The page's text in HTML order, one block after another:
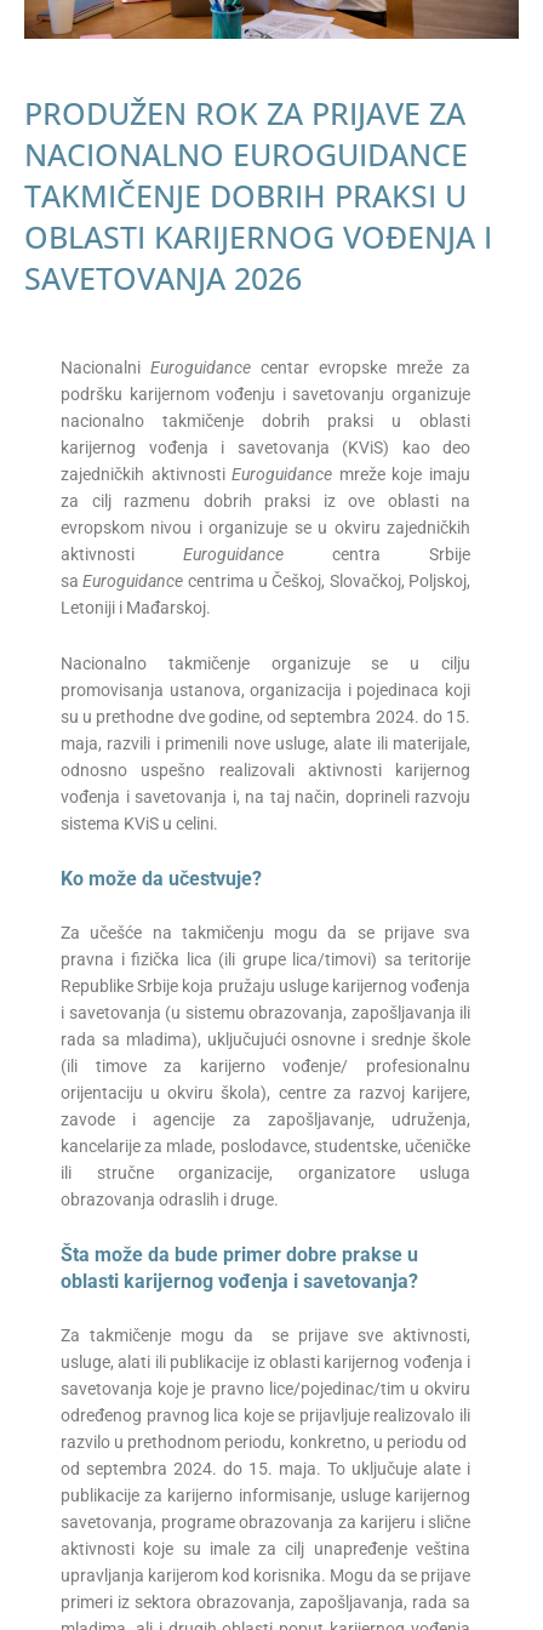
PRODUŽEN ROK ZA PRIJAVE ZA
NACIONALNO EUROGUIDANCE
TAKMIČENJE DOBRIH PRAKSI U
OBLASTI KARIJERNOG VOĐENJA I
SAVETOVANJA 2026
Nacionalni Euroguidance centar evropske mreže za
podršku karijernom vođenju i savetovanju organizuje
nacionalno takmičenje dobrih praksi u oblasti
karijernog vođenja i savetovanja (KViS) kao deo
zajedničkih aktivnostiEuroguidance mreže koje imaju
za cilj razmenu dobrih praksi iz ove oblasti na
evropskom nivou i organizuje se u okviru zajedničkih
aktivnosti Euroguidance centra Srbije
saEuroguidance centrima u Češkoj, Slovačkoj, Poljskoj,
Letoniji i Mađarskoj.
Nacionalno takmičenje organizuje se u cilju
promovisanja ustanova, organizacija i pojedinaca koji
su u prethodne dve godine, od septembra 2024. do 15.
maja, razvili i primenili nove usluge, alate ili materijale,
odnosno uspešno realizovali aktivnosti karijernog
vođenja i savetovanja i, na taj način, doprineli razvoju
sistema KViS u celini.
Ko može da učestvuje?
Za učešće na takmičenju mogu da se prijave sva
pravna i fizička lica (ili grupe lica/timovi) sa teritorije
Republike Srbije koja pružaju usluge karijernog vođenja
i savetovanja (u sistemu obrazovanja, zapošljavanja ili
rada sa mladima), uključujući osnovne i srednje škole
(ili timove za karijerno vođenje/ profesionalnu
orijentaciju u okviru škola), centre za razvoj karijere,
zavode i agencije za zapošljavanje, udruženja,
kancelarije za mlade, poslodavce, studentske, učeničke
ili stručne organizacije, organizatore usluga
obrazovanja odraslih i druge.
Šta može da bude primer dobre prakse u
oblasti karijernog vođenja i savetovanja?
Za takmičenje mogu da se prijave sve aktivnosti,
usluge, alati ili publikacije iz oblasti karijernog vođenja i
savetovanja koje je pravno lice/pojedinac/tim u okviru
određenog pravnog lica koje se prijavljuje realizovalo ili
razvilo u prethodnom periodu, konkretno, u periodu od
od septembra 2024. do 15. maja. To uključuje alate i
publikacije za karijerno informisanje, usluge karijernog
savetovanja, programe obrazovanja za karijeru i slične
aktivnosti koje su imale za cilj unapređenje veština
upravljanja karijerom kod korisnika. Mogu da se prijave
primeri iz sektora obrazovanja, zapošljavanja, rada sa